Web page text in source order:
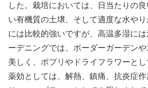
した。栽培においては、日当たりの
い有機質の土壌、そして適度な水や
には比較的強いですが、高温多湿に
ーデニングでは、ボーダーガーデン
美しく、ポプリやドライフラワーとし
薬効としては、解熱、鎮痛、抗炎症